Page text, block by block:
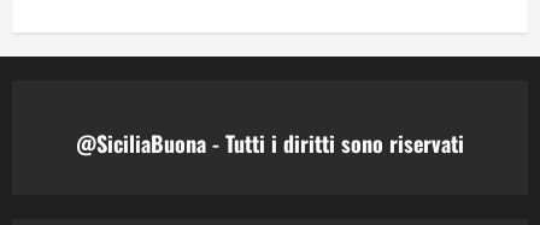
@SiciliaBuona - Tutti i diritti sono riservati